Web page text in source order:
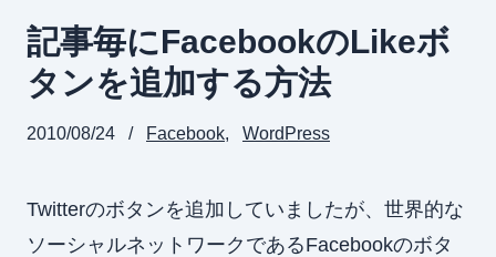
記事毎にFacebookのLikeボ
タンを追加する方法
2010/08/24 Facebook WordPress
Twitterのボタンを追加していましたが、世界的な
ソーシャルネットワークであるFacebookのボタ